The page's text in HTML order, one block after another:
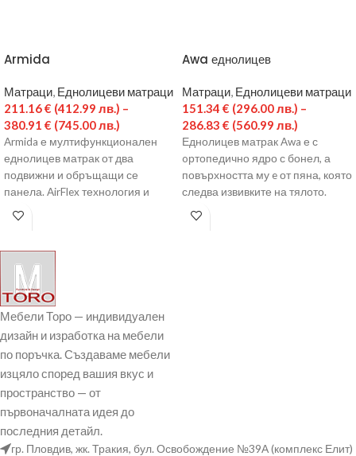
Armida
Матраци Еднолицеви матраци
211.16€ (412.99 лв.) –
380.91 € (745.00 лв.)
Armida е мултифункционален
еднолицев матрак от два
подвижни и обръщащи се
панела. AirFlex технология и
множеството вентилационни
канали по профила
Awa еднолицев
Матраци Еднолицеви матраци
151.34 € (296.00 лв.) –
286.83 € (560.99 лв.)
Еднолицев матрак Awa е с
oртопедично ядро с бонел, а
повърхността му e от пяна, която
следва извивките на тялото.
Мебели Торо — индивидуален
дизайн и изработка на мебели
по поръчка. Създаваме мебели
изцяло според вашия вкус и
пространство — от
първоначалната идея до
последния детайл.
гр. Пловдив, жк. Тракия, бул. Освобождение №39А (комплекс Елит)